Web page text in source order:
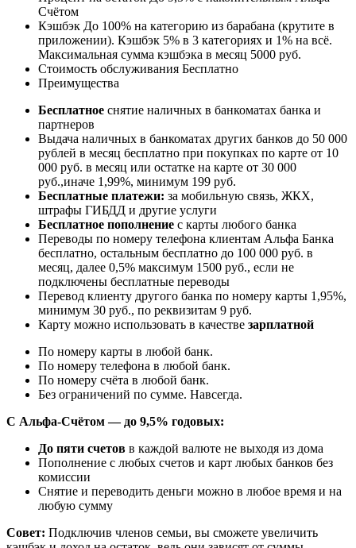
Счётом
Кэшбэк До 100% на категорию из барабана (крутите в
приложении). Кэшбэк 5% в 3 категориях и 1% на всё.
Максимальная сумма кэшбэка в месяц 5000 руб.
Стоимость обслуживания Бесплатно
Преимущества
Бесплатное снятие наличных в банкоматах банка и
партнеров
Выдача наличных в банкоматах других банков до 50 000
рублей в месяц бесплатно при покупках по карте от 10
000 руб. в месяц или остатке на карте от 30 000
руб.,иначе 1,99%, минимум 199 руб.
Бесплатные платежи: за мобильную связь, ЖКХ,
штрафы ГИБДД и другие услуги
Бесплатное пополнение с карты любого банка
Переводы по номеру телефона клиентам Альфа Банка
бесплатно, остальным бесплатно до 100 000 руб. в
месяц, далее 0,5% максимум 1500 руб., если не
подключены бесплатные переводы
Перевод клиенту другого банка по номеру карты 1,95%,
минимум 30 руб., по реквизитам 9 руб.
Карту можно использовать в качестве зарплатной
По номеру карты в любой банк.
По номеру телефона в любой банк.
По номеру счёта в любой банк.
Без ограничений по сумме. Навсегда.
С Альфа-Счётом — до 9,5% годовых:
До пяти счетов в каждой валюте не выходя из дома
Пополнение с любых счетов и карт любых банков без
комиссии
Снятие и переводить деньги можно в любое время и на
любую сумму
Совет: Подключив членов семьи, вы сможете увеличить